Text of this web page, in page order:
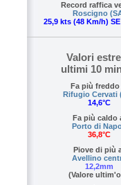
Record raffica
Roscigno
25,9 kts (48 Km/h) SE
Valori
ultimi 10
Fa più freddo
Rifugio Cervati
14,6°C
Fa più caldo
Porto di
36,8°C
Piove di più
Avellino
12,2mm
(Valore